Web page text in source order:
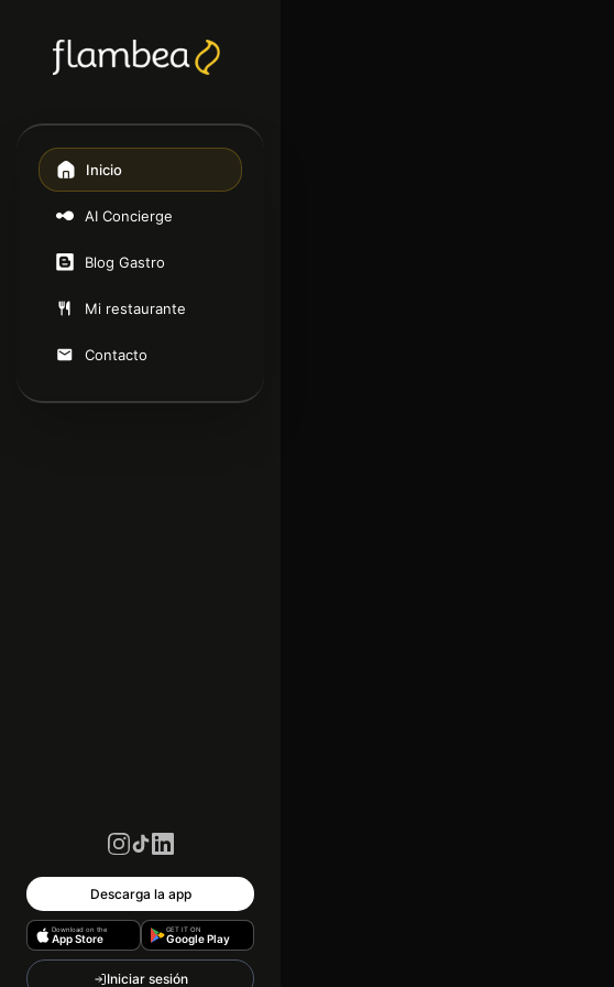
Inicio
AI Concierge
Blog Gastro
Mi restaurante
Contacto
Descarga la app
Download on the
App Store
GET IT ON
Google Play
Iniciar sesión